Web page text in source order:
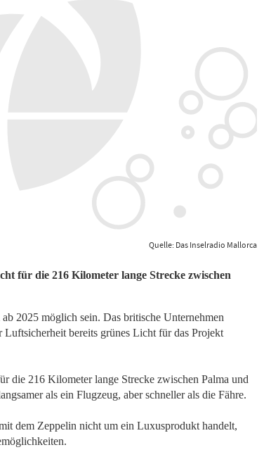
Quelle: Das Inselradio Mallorca
für die 216 Kilometer lange Strecke zwischen
2025 möglich sein. Das britische Unternehmen
bereits grünes Licht für das Projekt
die 216 Kilometer lange Strecke zwischen Palma und
als ein Flugzeug, aber schneller als die Fähre.
dem Zeppelin nicht um ein Luxusprodukt handelt,